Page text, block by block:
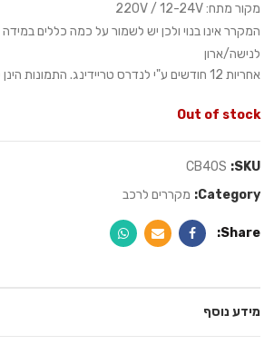
מקור מתח: 220V / 12-24V
המקרר אינו בנוי ולכן יש לשמור על כמה כללים במידה
לנישה/ארון
אחריות 12 חודשים ע"י לנדרס טריידינג. התמונות הינן להמחשה בלבד
Out of stock
SKU:
CB40S
Category: מקררים לרכב
Share
מידע נוסף